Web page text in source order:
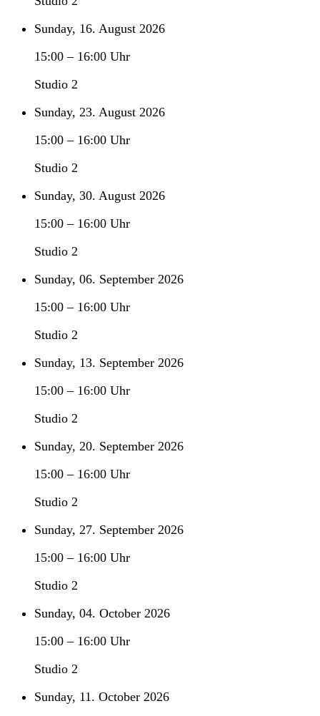
Sunday, 16. August 2026
15:00 – 16:00 Uhr
Studio 2
Sunday, 23. August 2026
15:00 – 16:00 Uhr
Studio 2
Sunday, 30. August 2026
15:00 – 16:00 Uhr
Studio 2
Sunday, 06. September 2026
15:00 – 16:00 Uhr
Studio 2
Sunday, 13. September 2026
15:00 – 16:00 Uhr
Studio 2
Sunday, 20. September 2026
15:00 – 16:00 Uhr
Studio 2
Sunday, 27. September 2026
15:00 – 16:00 Uhr
Studio 2
Sunday, 04. October 2026
15:00 – 16:00 Uhr
Studio 2
Sunday, 11. October 2026